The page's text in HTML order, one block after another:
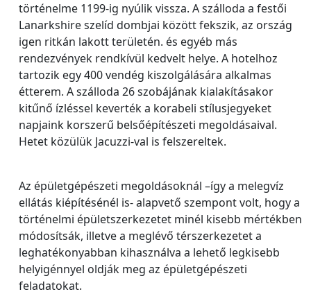
történelme 1199-ig nyúlik vissza. A szálloda a festői
Lanarkshire szelíd dombjai között fekszik, az ország
igen ritkán lakott területén. és egyéb más
rendezvények rendkívül kedvelt helye. A hotelhoz
tartozik egy 400 vendég kiszolgálására alkalmas
étterem. A szálloda 26 szobájának kialakításakor
kitűnő ízléssel keverték a korabeli stílusjegyeket
napjaink korszerű belsőépítészeti megoldásaival.
Hetet közülük Jacuzzi-val is felszereltek.
Az épületgépészeti megoldásoknál –így a melegvíz
ellátás kiépítésénél is- alapvető szempont volt, hogy a
történelmi épületszerkezetet minél kisebb mértékben
módosítsák, illetve a meglévő térszerkezetet a
leghatékonyabban kihasználva a lehető legkisebb
helyigénnyel oldják meg az épületgépészeti
feladatokat.